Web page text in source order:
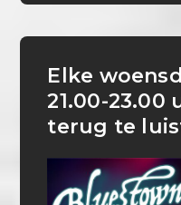
Elke
21.00-23.00
terug te